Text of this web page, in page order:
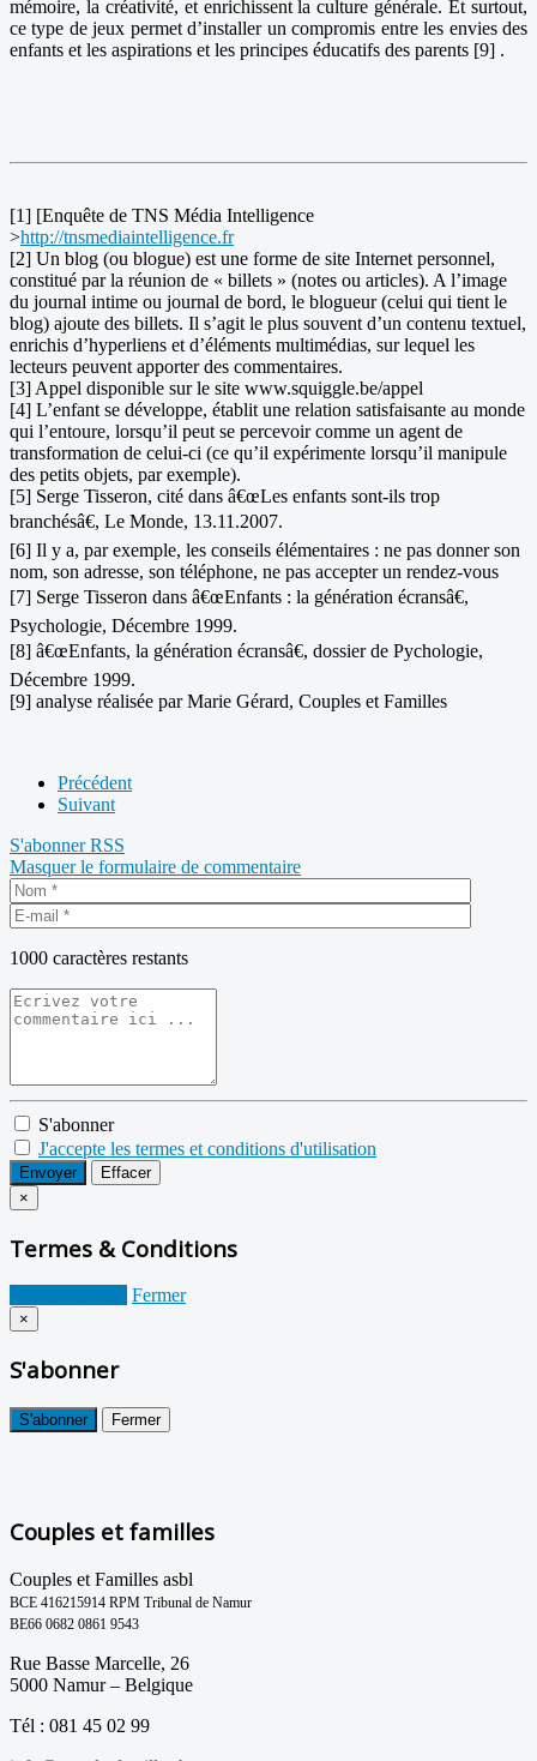
mémoire, la créativité, et enrichissent la culture générale. Et surtout,
ce type de jeux permet d’installer un compromis entre les envies des
enfants et les aspirations et les principes éducatifs des parents [9] .
[1] [Enquête de TNS Média Intelligence
>http://tnsmediaintelligence.fr
[2] Un blog (ou blogue) est une forme de site Internet personnel,
constitué par la réunion de « billets » (notes ou articles). A l’image
du journal intime ou journal de bord, le blogueur (celui qui tient le
blog) ajoute des billets. Il s’agit le plus souvent d’un contenu textuel,
enrichis d’hyperliens et d’éléments multimédias, sur lequel les
lecteurs peuvent apporter des commentaires.
[3] Appel disponible sur le site www.squiggle.be/appel
[4] L’enfant se développe, établit une relation satisfaisante au monde
qui l’entoure, lorsqu’il peut se percevoir comme un agent de
transformation de celui-ci (ce qu’il expérimente lorsqu’il manipule
des petits objets, par exemple).
[5] Serge Tisseron, cité dans â€œLes enfants sont-ils trop
branchésâ€, Le Monde, 13.11.2007.
[6] Il y a, par exemple, les conseils élémentaires : ne pas donner son
nom, son adresse, son téléphone, ne pas accepter un rendez-vous
[7] Serge Tisseron dans â€œEnfants : la génération écransâ€,
Psychologie, Décembre 1999.
[8] â€œEnfants, la génération écransâ€, dossier de Pychologie,
Décembre 1999.
[9] analyse réalisée par Marie Gérard, Couples et Familles
Précédent
Suivant
S'abonnerRSS
Masquer le formulaire de commentaire
1000 caractères restants
S'abonner
J'accepte les termes et conditions d'utilisation
Envoyer
Effacer
×
Termes & Conditions
Fermer
×
S'abonner
S'abonner Fermer
Couples et familles
Couples et Familles asbl
BCE 416215914 RPM Tribunal de Namur
BE66 0682 0861 9543
Rue Basse Marcelle, 26
5000 Namur – Belgique
Tél : 081 45 02 99